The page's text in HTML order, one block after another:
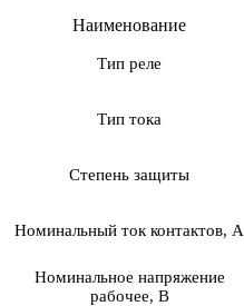
Наименование
Тип реле
Тип тока
Степень защиты
Номинальный ток контактов, А
Номинальное напряжение
рабочее, В